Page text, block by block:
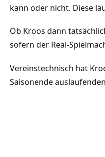
kann oder nicht. Diese
Ob Kroos dann
sofern der Real-
Vereinstechnisch hat
Saisonende